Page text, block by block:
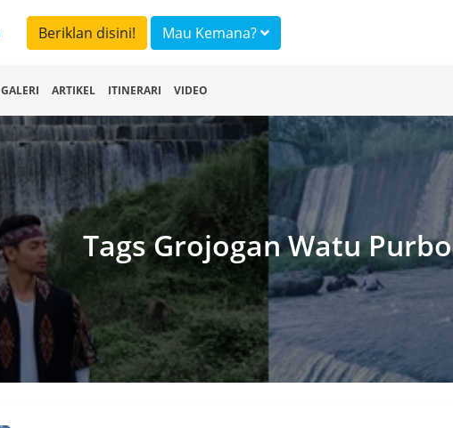
Beriklan disini! Mau Kemana?
GALERI ARTIKEL ITINERARI VIDEO
Tags Grojogan Watu Purbo